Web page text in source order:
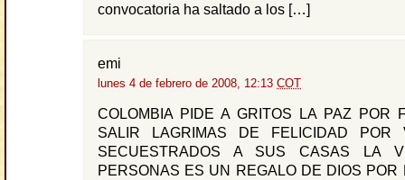
convocatoria ha saltado a los […]
emi
lunes 4 de febrero de 2008, 12:13 COT
COLOMBIA PIDE A GRITOS LA PAZ POR
SALIR LAGRIMAS DE FELICIDAD POR
SECUESTRADOS A SUS CASAS LA
PERSONAS ES UN REGALO DE DIOS POR